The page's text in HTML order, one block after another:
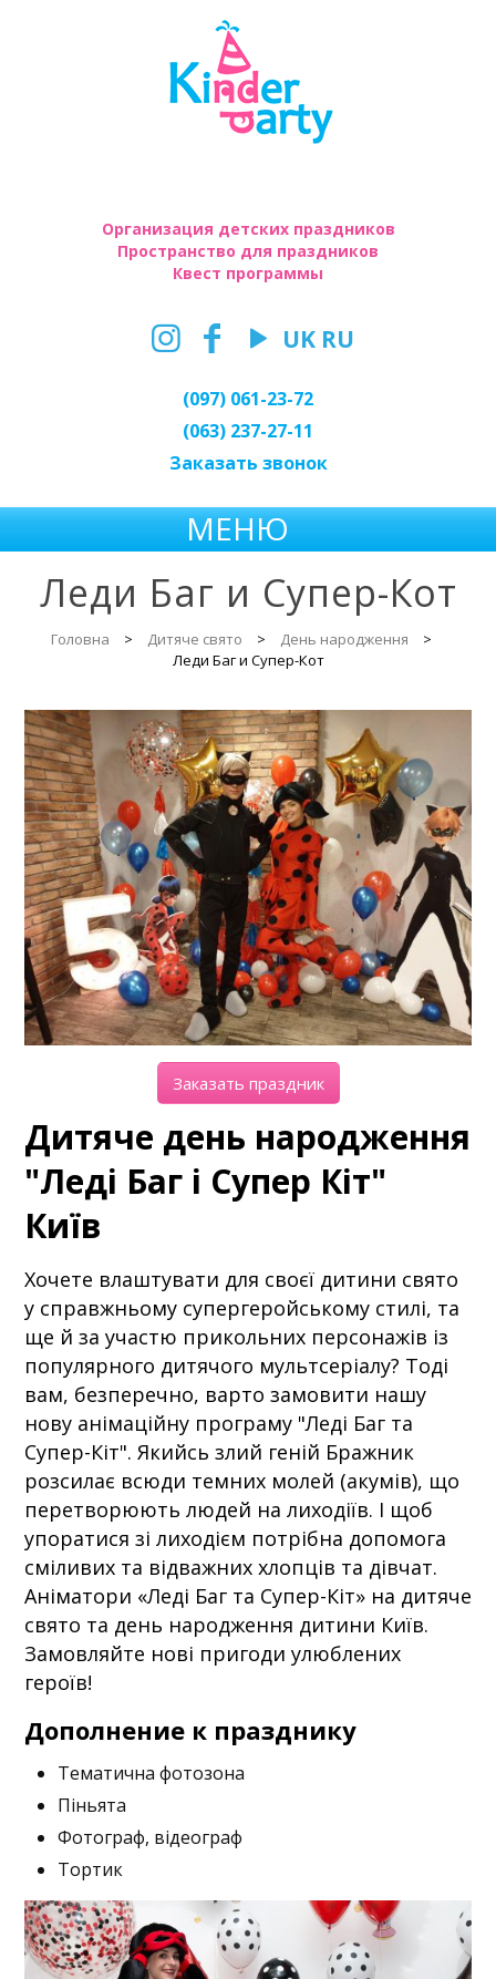
Организация детских праздников
Пространство для праздников
Квест программы
UK RU
(097) 061-23-72
(063) 237-27-11
Заказать звонок
МЕНЮ
Леди Баг и Супер-Кот
Головна > Дитяче свято > День народження >
Леди Баг и Супер-Кот
Заказать праздник
Дитяче день народження
"Леді Баг і Супер Кіт"
Київ
Хочете влаштувати для своєї дитини свято
у справжньому супергеройському стилі, та
ще й за участю прикольних персонажів із
популярного дитячого мультсеріалу? Тоді
вам, безперечно, варто замовити нашу
нову анімаційну програму "Леді Баг та
Супер-Кіт". Якийсь злий геній Бражник
розсилає всюди темних молей (акумів), що
перетворюють людей на лиходіїв. І щоб
упоратися зі лиходієм потрібна допомога
сміливих та відважних хлопців та дівчат.
Аніматори «Леді Баг та Супер-Кіт» на дитяче
свято та день народження дитини Київ.
Замовляйте нові пригоди улюблених
героїв!
Дополнение к празднику
Тематична фотозона
Піньята
Фотограф, відеограф
Тортик